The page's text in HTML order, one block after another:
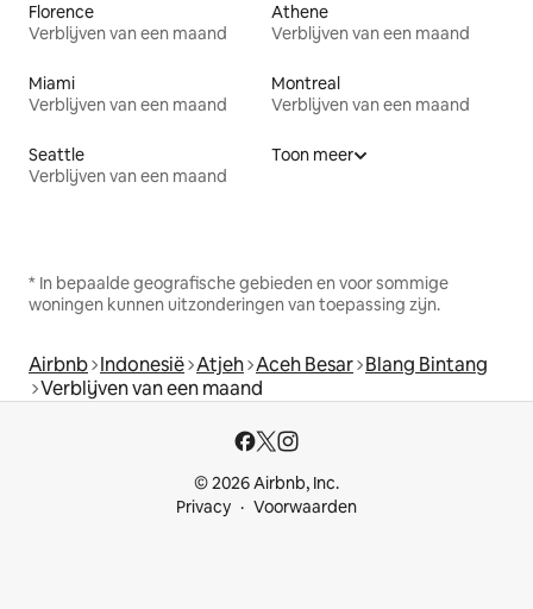
Florence
Verblijven van een maand
Athene
Verblijven van een maand
Miami
Verblijven van een maand
Montreal
Verblijven van een maand
Seattle
Verblijven van een maand
Toon meer
* In bepaalde geografische gebieden en voor sommige
woningen kunnen uitzonderingen van toepassing zijn.
Airbnb Indonesië Atjeh Aceh Besar Blang Bintang
Verblijven van een maand
© 2026 Airbnb, Inc.
Privacy
Voorwaarden